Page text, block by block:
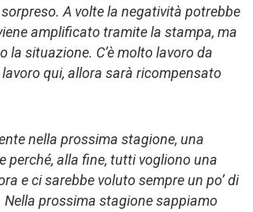
A volte la negatività potrebbe
amplificato tramite la stampa, ma
la situazione. C’è molto lavoro da
qui, allora sarà ricompensato
nella prossima stagione, una
alla fine, tutti vogliono una
e ci sarebbe voluto sempre un po’ di
prossima stagione sappiamo